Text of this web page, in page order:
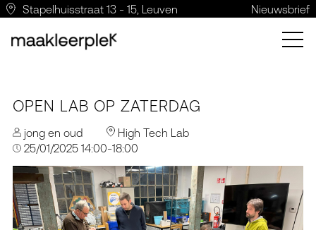
Stapelhuisstraat 13 - 15, Leuven Nieuwsbrief
OPEN LAB OP ZATERDAG
jong en oud
High Tech Lab
25/01/2025 14:00-18:00